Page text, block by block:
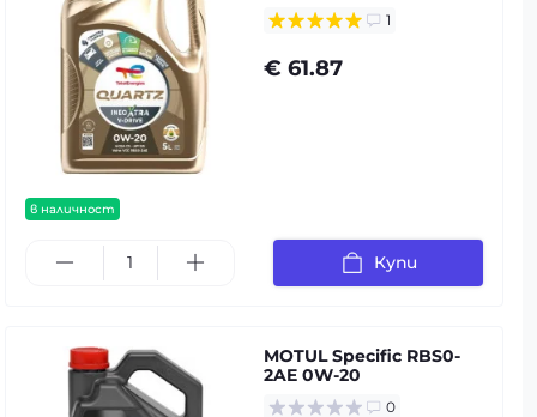
в наличност
1
€ 61.87
Купи
MOTUL Specific RBS0-
2AE 0W-20
0